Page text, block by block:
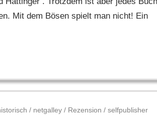
Mit dem Bösen spielt man nicht! Ein
/ netgalley / Rezension /selfpublisher